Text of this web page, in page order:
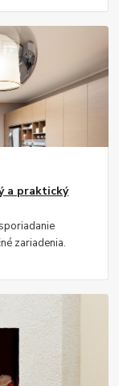
a praktický
zariadenia.